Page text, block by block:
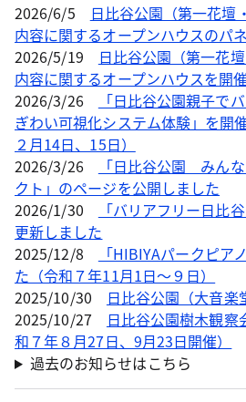
2026/6/5 日比谷公園（第一花壇
内容に関するオープンハウスのパ
2026/5/19 日比谷公園（第一花
内容に関するオープンハウスを開
2026/3/26
「日比谷公園親子で
ぎわい可視化システム体験」を開
２月14日、15日）
2026/3/26
「日比谷公園 みん
クト」のページを公開しました
2026/1/30
「バリアフリー日比
更新しました
2025/12/8
「HIBIYAパークピア
た（令和７年11月1日～９日）
2025/10/30 日比谷公園（大音楽
2025/10/27 日比谷公園樹木観察
和７年８月27日、9月23日開催）
過去のお知らせはこちら